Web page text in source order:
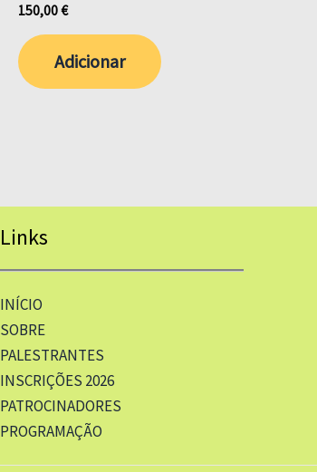
150,00€
Adicionar
Links
INÍCIO
SOBRE
PALESTRANTES
INSCRIÇÕES 2026
PATROCINADORES
PROGRAMAÇÃO